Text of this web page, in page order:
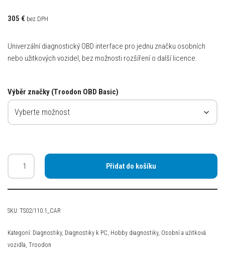
305 € bez DPH
Univerzální diagnostický OBD interface pro jednu značku osobních
nebo užitkových vozidel, bez možnosti rozšíření o další licence.
Výběr značky (Troodon OBD Basic)
Přidat do košíku
SKU: TS02/110.1_CAR
Kategorií: Diagnostiky, Diagnostiky k PC, Hobby diagnostiky, Osobní a užitková
vozidla, Troodon